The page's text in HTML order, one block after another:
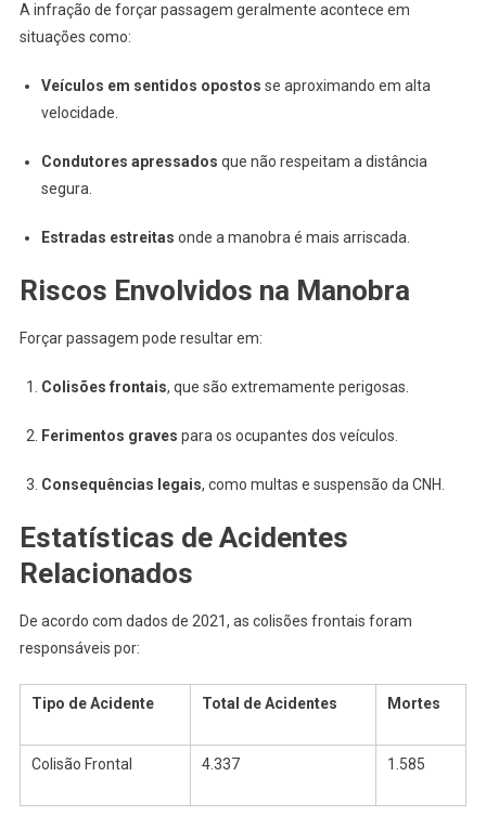
A infração de forçar passagem geralmente acontece em
situações como:
Veículos em sentidos opostos se aproximando em alta
velocidade.
Condutores apressados que não respeitam a distância
segura.
Estradas estreitas onde a manobra é mais arriscada.
Riscos Envolvidos na Manobra
Forçar passagem pode resultar em:
Colisões frontais, que são extremamente perigosas.
Ferimentos graves para os ocupantes dos veículos.
Consequências legais, como multas e suspensão da CNH.
Estatísticas de Acidentes
Relacionados
De acordo com dados de 2021, as colisões frontais foram
responsáveis por:
Tipo de Acidente Total de Acidentes Mortes
Colisão Frontal 4.337 1.585